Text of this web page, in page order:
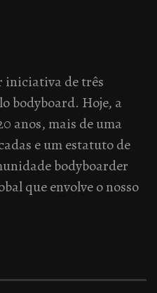
iniciativa de três
bodyboard. Hoje, a
anos, mais de uma
e um estatuto de
bodyboarder
que envolve o nosso